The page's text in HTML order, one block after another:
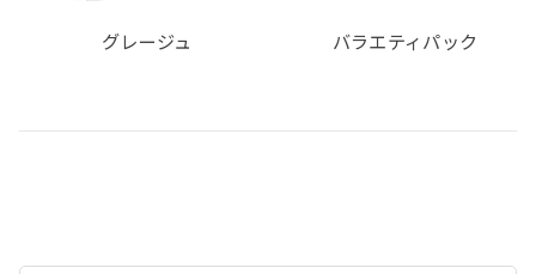
グレージュ バラエティパック